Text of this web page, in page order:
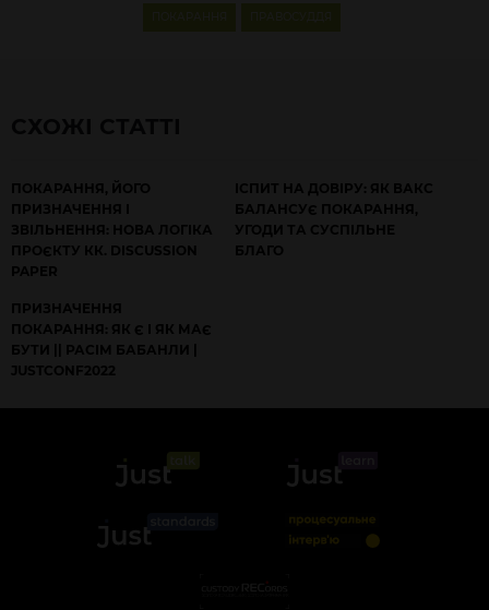
ПОКАРАННЯ, ЙОГО
ПРИЗНАЧЕННЯ І
ЗВІЛЬНЕННЯ: НОВА ЛОГІКА
ПРОЄКТУ КК. DISCUSSION
PAPER
ІСПИТ НА ДОВІРУ: ЯК ВАКС
БАЛАНСУЄ ПОКАРАННЯ,
УГОДИ ТА СУСПІЛЬНЕ
БЛАГО
ПРИЗНАЧЕННЯ
ПОКАРАННЯ: ЯК Є І ЯК МАЄ
БУТИ || РАСІМ БАБАНЛИ |
JUSTCONF2022